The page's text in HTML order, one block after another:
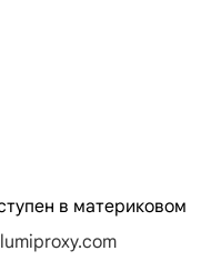
в материковом